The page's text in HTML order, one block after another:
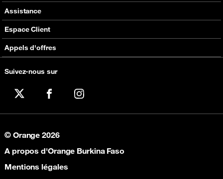
Suivez-nous sur
Services à valeur ajoutée
Orange Money
Equipements
Assistance
Contactez-nous
Plus d'assistance
Espace Client
Self Care
Réabonnement à la Fibre
Appels d'offres
© Orange 2026
A propos d'Orange Burkina Faso
Mentions légales